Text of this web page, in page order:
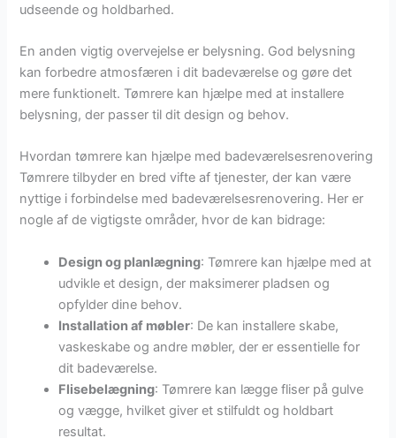
udseende og holdbarhed.
En anden vigtig overvejelse er belysning. God belysning
kan forbedre atmosfæren i dit badeværelse og gøre det
mere funktionelt. Tømrere kan hjælpe med at installere
belysning, der passer til dit design og behov.
Hvordan tømrere kan hjælpe med badeværelsesrenovering
Tømrere tilbyder en bred vifte af tjenester, der kan være
nyttige i forbindelse med badeværelsesrenovering. Her er
nogle af de vigtigste områder, hvor de kan bidrage:
Design og planlægning: Tømrere kan hjælpe med at
udvikle et design, der maksimerer pladsen og
opfylder dine behov.
Installation af møbler: De kan installere skabe,
vaskeskabe og andre møbler, der er essentielle for
dit badeværelse.
Flisebelægning: Tømrere kan lægge fliser på gulve
og vægge, hvilket giver et stilfuldt og holdbart
resultat.